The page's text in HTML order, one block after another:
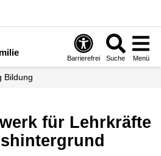
Barrierefrei Suche Menü
Bildung